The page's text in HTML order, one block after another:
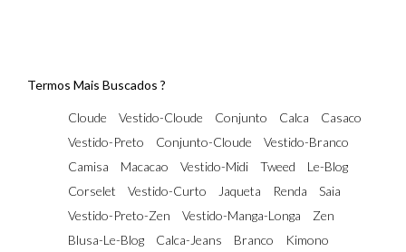
Termos Mais Buscados ?
Cloude Vestido-Cloude Conjunto Calca
Casaco
Vestido-Preto
Conjunto-Cloude
Vestido-Branco
Camisa
Macacao Vestido-Midi Tweed
Le-Blog
Corselet
Vestido-Curto Jaqueta Renda
Saia
Vestido-Preto-Zen
Vestido-Manga-Longa
Zen
Blusa-Le-Blog
Calca-Jeans Branco
Kimono